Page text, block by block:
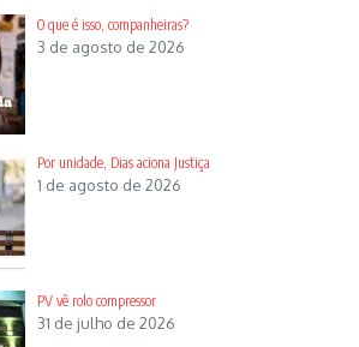
O que é isso, companheiras?
3 de agosto de 2026
Por unidade, Dias aciona Justiça
1 de agosto de 2026
PV vê rolo compressor
31 de julho de 2026